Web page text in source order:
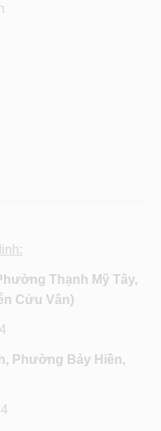
Thạnh Mỹ Tây,
Cửu Vân)
Phường Bảy Hiền,